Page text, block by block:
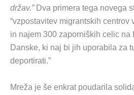
držav.” Dva primera tega novega
“vzpostavitev migrantskih centrov
in najem 300 zaporniških celic na
Danske, ki naj bi jih uporabila za
deportirati.”
Mreža je še enkrat poudarila